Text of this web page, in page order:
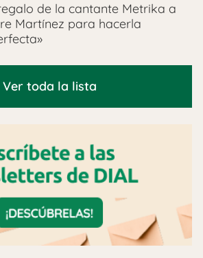
de la cantante Metrika a
Martínez para hacerla
Ver toda la lista